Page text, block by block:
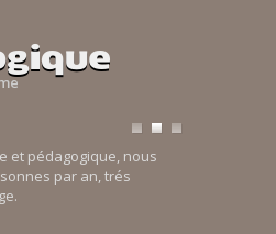
et pédagogique, nous
par an, trés